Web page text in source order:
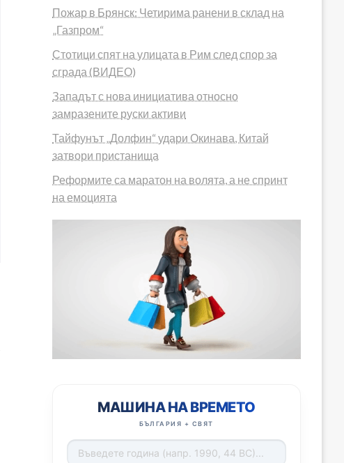
Пожар в Брянск: Четирима ранени в склад на
„Газпром“
Стотици спят на улицата в Рим след спор за
сграда (ВИДЕО)
Западът с нова инициатива относно
замразените руски активи
Тайфунът „Долфин“ удари Окинава, Китай
затвори пристанища
Реформите са маратон на волята, а не спринт
на емоцията
МАШИНА НА ВРЕМЕТО
БЪЛГАРИЯ + СВЯТ